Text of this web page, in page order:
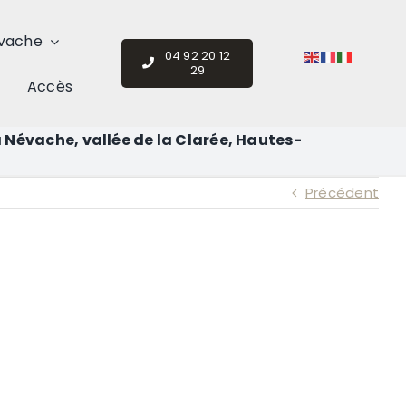
Accès
04 92 20 12
29
Névache, vallée de la Clarée, Hautes-
Précédent